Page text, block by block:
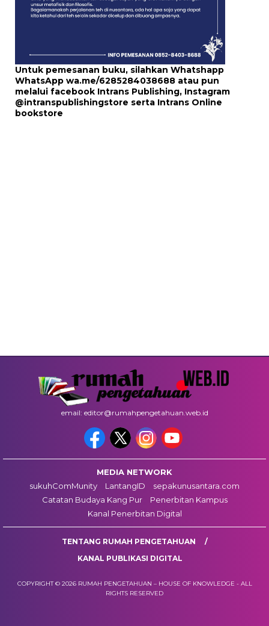
Untuk pemesanan buku, silahkan Whatshapp
WhatsApp wa.me/6285284038688 atau pun
melalui facebook Intrans Publishing, Instagram
@intranspublishingstore serta Intrans Online
bookstore
email: editor@rumahpengetahuan.web.id
MEDIA NETWORK
sukuhComMunity
LantangID
sepakunusantara.com
Catatan Budaya Kang Pur
Penerbitan Kampus
Kanal Penerbitan Digital
TENTANG RUMAH PENGETAHUAN
KANAL PUBLIKASI DIGITAL
COPYRIGHT © 2026 RUMAH PENGETAHUAN – HOUSE OF KNOWLEDGE - ALL
RIGHTS RESERVED